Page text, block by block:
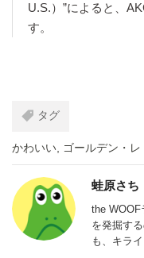
U.S.）”によると、
す。
タグ
かわいい, ゴールデン・レ
蛙原さち
the WOOF
を発掘す
も、キラ